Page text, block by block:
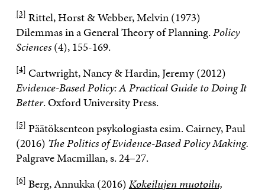
[3] Rittel, Horst & Webber, Melvin (1973)
Dilemmas in a General Theory of Planning.Policy
Sciences(4), 155-169.
[4] Cartwright, Nancy & Hardin, Jeremy (2012)
Evidence-Based Policy: A Practical Guide to Doing It
Better. Oxford University Press.
[5] Päätöksenteon psykologiasta esim. Cairney, Paul
(2016) The Politics of Evidence-Based Policy Making.
Palgrave Macmillan, s. 24–27.
[6] Berg, Annukka (2016)Kokeilujen muotoilu,